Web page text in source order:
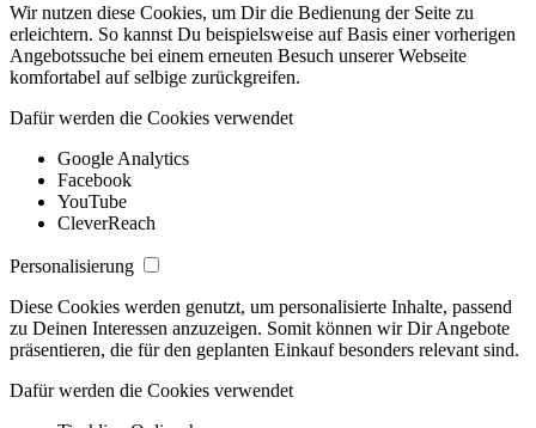
Wir nutzen diese Cookies, um Dir die Bedienung der Seite zu
erleichtern. So kannst Du beispielsweise auf Basis einer vorherigen
Angebotssuche bei einem erneuten Besuch unserer Webseite
komfortabel auf selbige zurückgreifen.
Dafür werden die Cookies verwendet
Google Analytics
Facebook
YouTube
CleverReach
Personalisierung
Diese Cookies werden genutzt, um personalisierte Inhalte, passend
zu Deinen Interessen anzuzeigen. Somit können wir Dir Angebote
präsentieren, die für den geplanten Einkauf besonders relevant sind.
Dafür werden die Cookies verwendet